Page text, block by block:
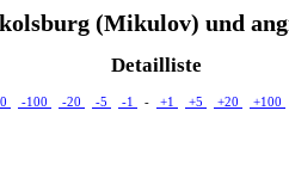
(Mikulov) und
Detailliste
-100 -20 -5 -1 - +1 +5 +20 +100